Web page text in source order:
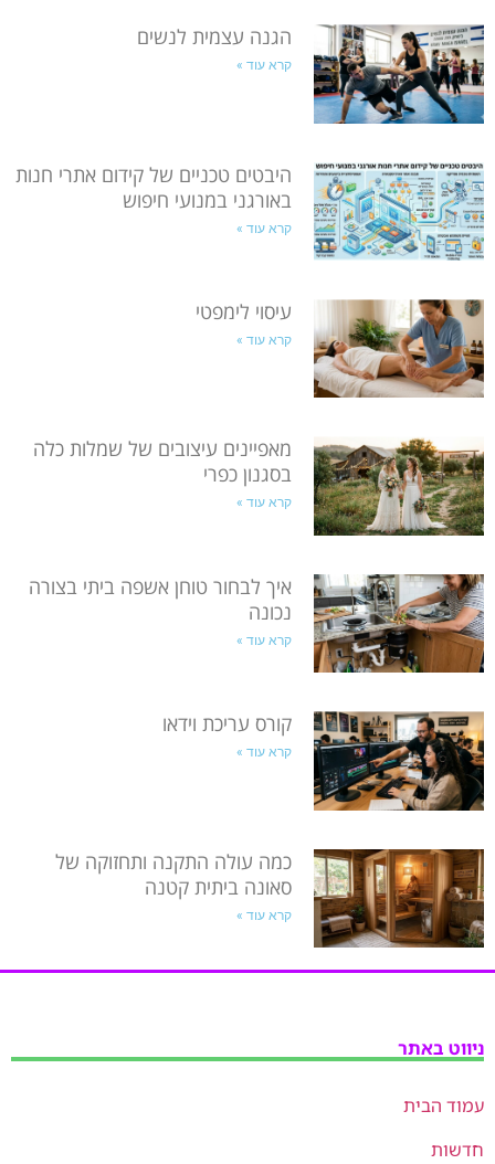
הגנה עצמית לנשים
קרא עוד »
היבטים טכניים של קידום אתרי חנות
באורגני במנועי חיפוש
קרא עוד »
עיסוי לימפטי
קרא עוד »
מאפיינים עיצובים של שמלות כלה
בסגנון כפרי
קרא עוד »
איך לבחור טוחן אשפה ביתי בצורה
נכונה
קרא עוד »
קורס עריכת וידאו
קרא עוד »
כמה עולה התקנה ותחזוקה של
סאונה ביתית קטנה
קרא עוד »
ניווט באתר
עמוד הבית
חדשות